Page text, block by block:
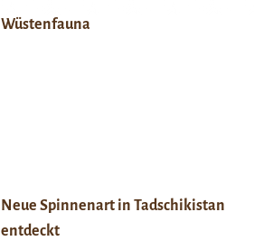
Wüstenfauna
Neue Spinnenart in Tadschikistan
entdeckt